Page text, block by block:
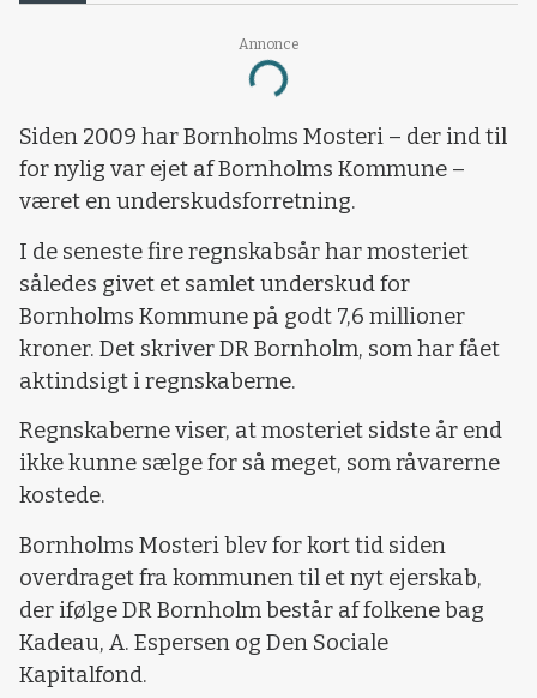
Annonce
Loading...
Siden 2009 har Bornholms Mosteri – der ind til
for nylig var ejet af Bornholms Kommune –
været en underskudsforretning.
I de seneste fire regnskabsår har mosteriet
således givet et samlet underskud for
Bornholms Kommune på godt 7,6 millioner
kroner. Det skriver DR Bornholm, som har fået
aktindsigt i regnskaberne.
Regnskaberne viser, at mosteriet sidste år end
ikke kunne sælge for så meget, som råvarerne
kostede.
Bornholms Mosteri blev for kort tid siden
overdraget fra kommunen til et nyt ejerskab,
der ifølge DR Bornholm består af folkene bag
Kadeau, A. Espersen og Den Sociale
Kapitalfond.